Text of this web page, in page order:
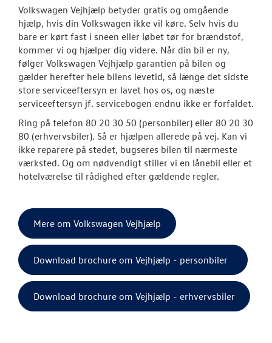
Bestil tid på
Hjulskifte
Koncepter og
Hjulskifte
Volkswagen Vejhjælp betyder gratis og omgående
hjælp, hvis din Volkswagen ikke vil køre. Selv hvis du
bare er kørt fast i sneen eller løbet tør for brændstof,
kommer vi og hjælper dig videre. Når din bil er ny,
følger Volkswagen Vejhjælp garantien på bilen og
gælder herefter hele bilens levetid, så længe det sidste
store serviceeftersyn er lavet hos os, og næste
serviceeftersyn jf. servicebogen endnu ikke er forfaldet.
Ring på telefon 80 20 30 50 (personbiler) eller 80 20 30
80 (erhvervsbiler). Så er hjælpen allerede på vej. Kan vi
ikke reparere på stedet, bugseres bilen til nærmeste
værksted. Og om nødvendigt stiller vi en lånebil eller et
hotelværelse til rådighed efter gældende regler.
Mere om Volkswagen Vejhjælp
Download brochure om Vejhjælp - personbiler
Download brochure om Vejhjælp - erhvervsbiler